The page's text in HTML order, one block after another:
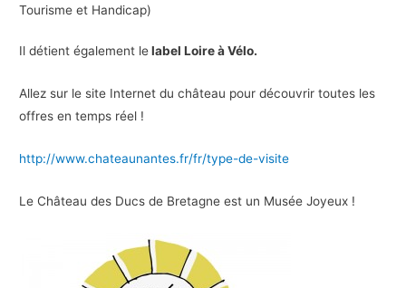
Tourisme et Handicap)
Il détient également lelabel Loire à Vélo.
Allez sur le site Internet du château pour découvrir toutes les
offres en temps réel !
http://www.chateaunantes.fr/fr/type-de-visite
Le Château des Ducs de Bretagne est un Musée Joyeux !